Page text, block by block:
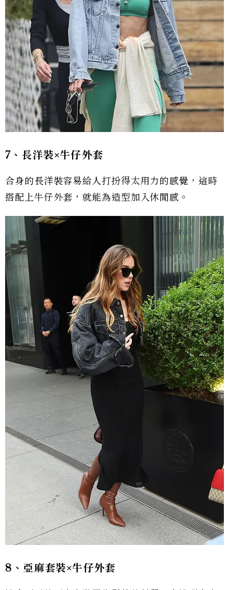
7、長洋裝×牛仔外套
合身的長洋裝容易給人打扮得太用力的感覺，這時
搭配上牛仔外套，就能為造型加入休閒感。
8、亞麻套裝×牛仔外套